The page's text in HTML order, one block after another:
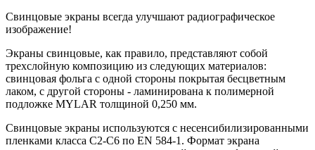
Свинцовые экраны всегда улучшают радиографическое
изображение!
Экраны свинцовые, как правило, представляют собой
трехслойную композицию из следующих материалов:
свинцовая фольга с одной стороны покрытая бесцветным
лаком, с другой стороны - ламинирована к полимерной
подложке MYLAR толщиной 0,250 мм.
Свинцовые экраны используются с несенсибилизированными
пленками класса С2-С6 по EN 584-1. Формат экрана